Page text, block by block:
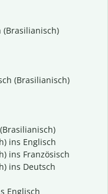
(Brasilianisch)
(Brasilianisch)
ins Englisch
ins Französisch
ins Deutsch
Englisch